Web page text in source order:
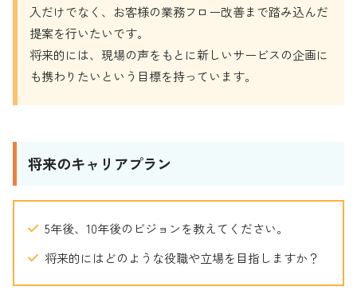
入だけでなく、お客様の業務フロー改善まで踏み込んだ
提案を行いたいです。
将来的には、現場の声をもとに新しいサービスの企画に
も携わりたいという目標を持っています。
将来のキャリアプラン
5年後、10年後のビジョンを教えてください。
将来的にはどのような役職や立場を目指しますか？